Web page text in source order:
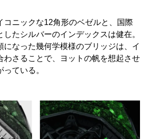
コニックな12角形のベゼルと、国際
たシルバーのインデックスは健在。
になった幾何学模様のブリッジは、イ
わさることで、ヨットの帆を想起させ
ている。